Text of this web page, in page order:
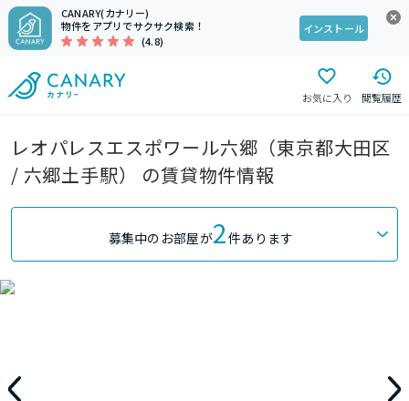
CANARY(カナリー)
物件をアプリでサクサク検索！
(4.8)
インストール
お気に入り 閲覧履歴
レオパレスエスポワール六郷（東京都大田区
/ 六郷土手駅） の賃貸物件情報
募集中のお部屋が2件あります